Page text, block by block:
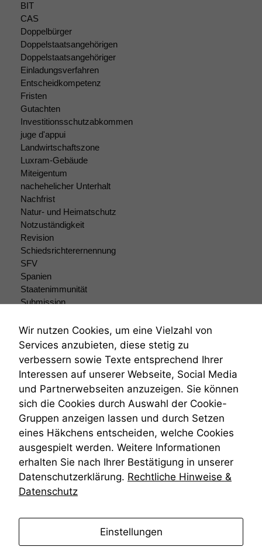
BIT
CAS
Doppelbürger
Doppelstaatsangehörigen
Doppelstaatsangehöriger
Einladungsverfahren
Entscheidkompetenz
Fristen
Gutachten
Investitionsschutzabkommen
juge d'appui
Landwirtschaftszone
Luxram-Gebäude
Miteigentum
nachehelicher Unterhalt
Nachfrist
Natur- und Heimatschutz
Notzuständigkeit
Revision
Schiedsrichterernennung
SFV
Spanien
Staatenimmunität
Submission
Teilungsklage
Venezuela
VRK
Wiederherstellungsanordnung
Zivilprozessordnung
ZPO
Zustellfiktion
Zuständigkeit
Öffentliches Personalrecht
Öffentlichkeitsprinzip
Wir nutzen Cookies, um eine Vielzahl von
Services anzubieten, diese stetig zu
verbessern sowie Texte entsprechend Ihrer
Interessen auf unserer Webseite, Social Media
und Partnerwebseiten anzuzeigen. Sie können
sich die Cookies durch Auswahl der Cookie-
Gruppen anzeigen lassen und durch Setzen
eines Häkchens entscheiden, welche Cookies
ausgespielt werden. Weitere Informationen
erhalten Sie nach Ihrer Bestätigung in unserer
Datenschutzerklärung. Rechtliche Hinweise &
Datenschutz
Einstellungen